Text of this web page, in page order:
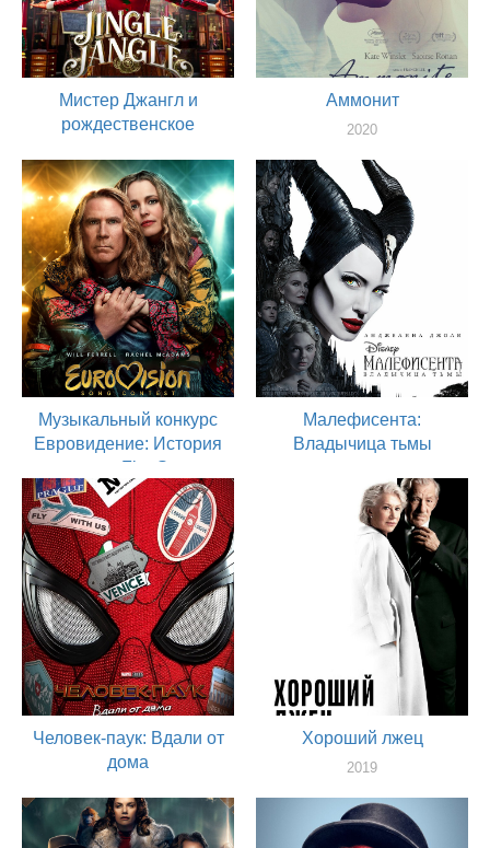
Мистер Джангл и
рождественское
2020
актер
Аммонит
2020
Музыкальный конкурс
Евровидение: История
группы Fire Saga
2020
актер
Малефисента:
Владычица тьмы
актер
Человек-паук: Вдали от
дома
актер
Хороший лжец
2019